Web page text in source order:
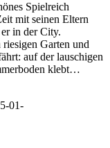
Spielreich
mit seinen Eltern
in der City.
riesigen Garten und
auf der lauschigen
klebt…
01-